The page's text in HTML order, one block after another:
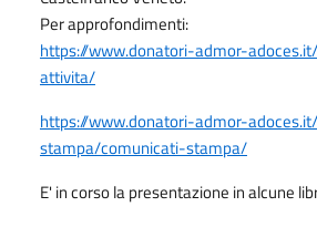
Per approfondimenti:
https://www.donatori-admor-
attivita/
https://www.donatori-admor-
stampa/comunicati-stampa/
E' in corso la presentazione in alcune